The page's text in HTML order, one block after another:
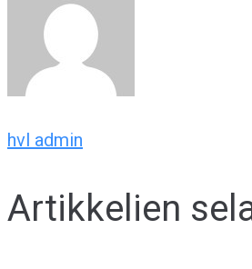
hvl admin
Artikkelien